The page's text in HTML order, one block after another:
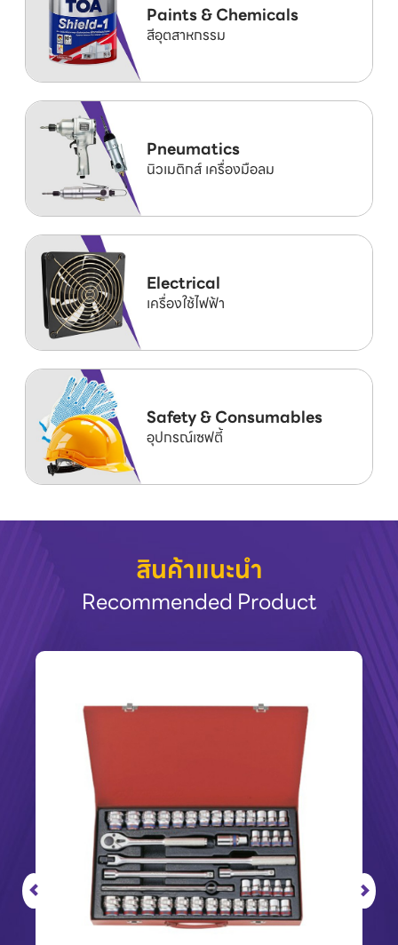
Paints & Chemicals
สีอุตสาหกรรม
Pneumatics
นิวเมติกส์ เครื่องมือลม
Electrical
เครื่องใช้ไฟฟ้า
Safety & Consumables
อุปกรณ์เซฟตี้
สินค้าแนะนำ
Recommended Product